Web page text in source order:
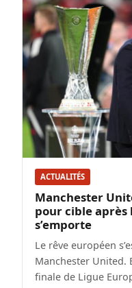
ACTUALITÉS
Manchester
pour cible après
s’emporte
Le rêve européen
Manchester United.
finale de Ligue